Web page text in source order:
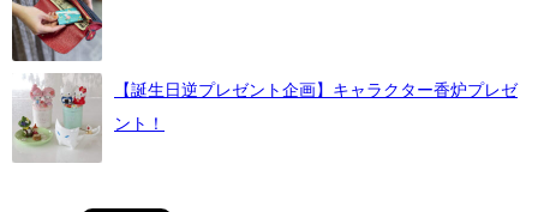
【誕生日逆プレゼント企画】キャラクター香炉プレゼ
ント！